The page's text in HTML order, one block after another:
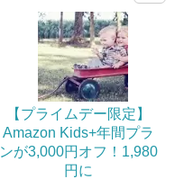
【プライムデー限定】
Amazon Kids+年間プラ
ンが3,000円オフ！1,980
円に